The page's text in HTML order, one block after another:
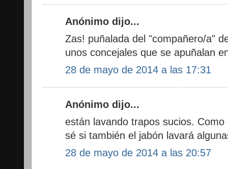
Anónimo dijo...
Zas! puñalada del "compañero/a"
unos concejales que se apuñalan
28 de mayo de 2014 a las 17:31
Anónimo dijo...
están lavando trapos sucios.
sé si también el jabón lavará
28 de mayo de 2014 a las 20:57